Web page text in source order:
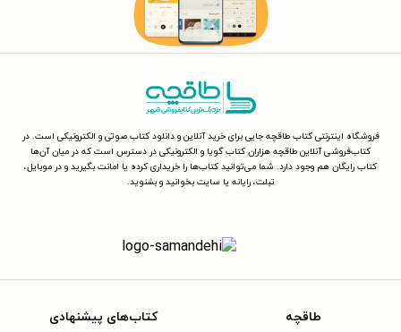
فروشگاه اینترنتی کتاب طاقچه جایی برای خرید آنلاین و دانلود کتاب صوتی و الکترونیکی است. در
کتاب‌فروشی آنلاین طاقچه هزاران کتاب گویا و الکترونیکی در دسترس است که در میان آن‌ها
کتاب رایگان هم وجود دارد. شما می‌توانید کتاب‌ها را خریداری کرده یا امانت بگیرید و در موبایل،
تبلت، رایانه یا سایت بخوانید و بشنوید.
طاقچه کتاب‌های پیشنهادی